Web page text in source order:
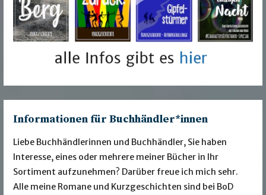
Informationen für Buchhändler*innen
Liebe Buchhändlerinnen und Buchhändler, Sie haben
Interesse, eines oder mehrere meiner Bücher in Ihr
Sortiment aufzunehmen? Darüber freue ich mich sehr.
Alle meine Romane und Kurzgeschichten sind bei BoD